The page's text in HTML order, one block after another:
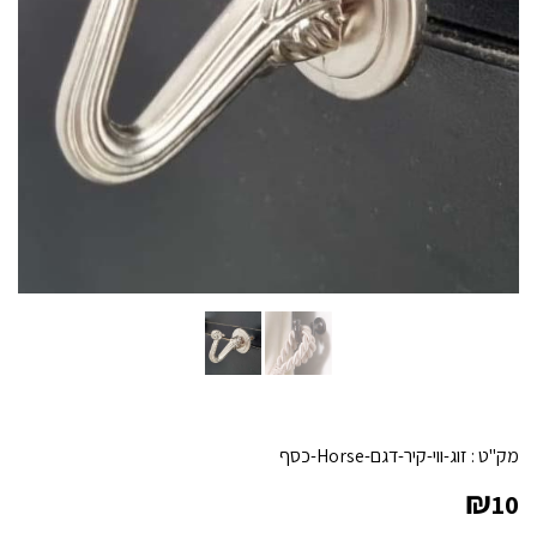
מק"ט : זוג-ווי-קיר-דגם-Horse-כסף
₪10